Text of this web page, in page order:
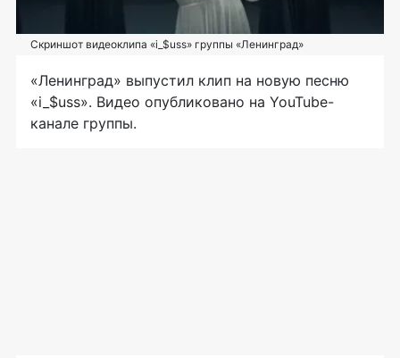
Скриншот видеоклипа «i_$uss» группы «Ленинград»
«Ленинград» выпустил клип на новую песню
«i_$uss». Видео опубликовано на YouTube-
канале группы.